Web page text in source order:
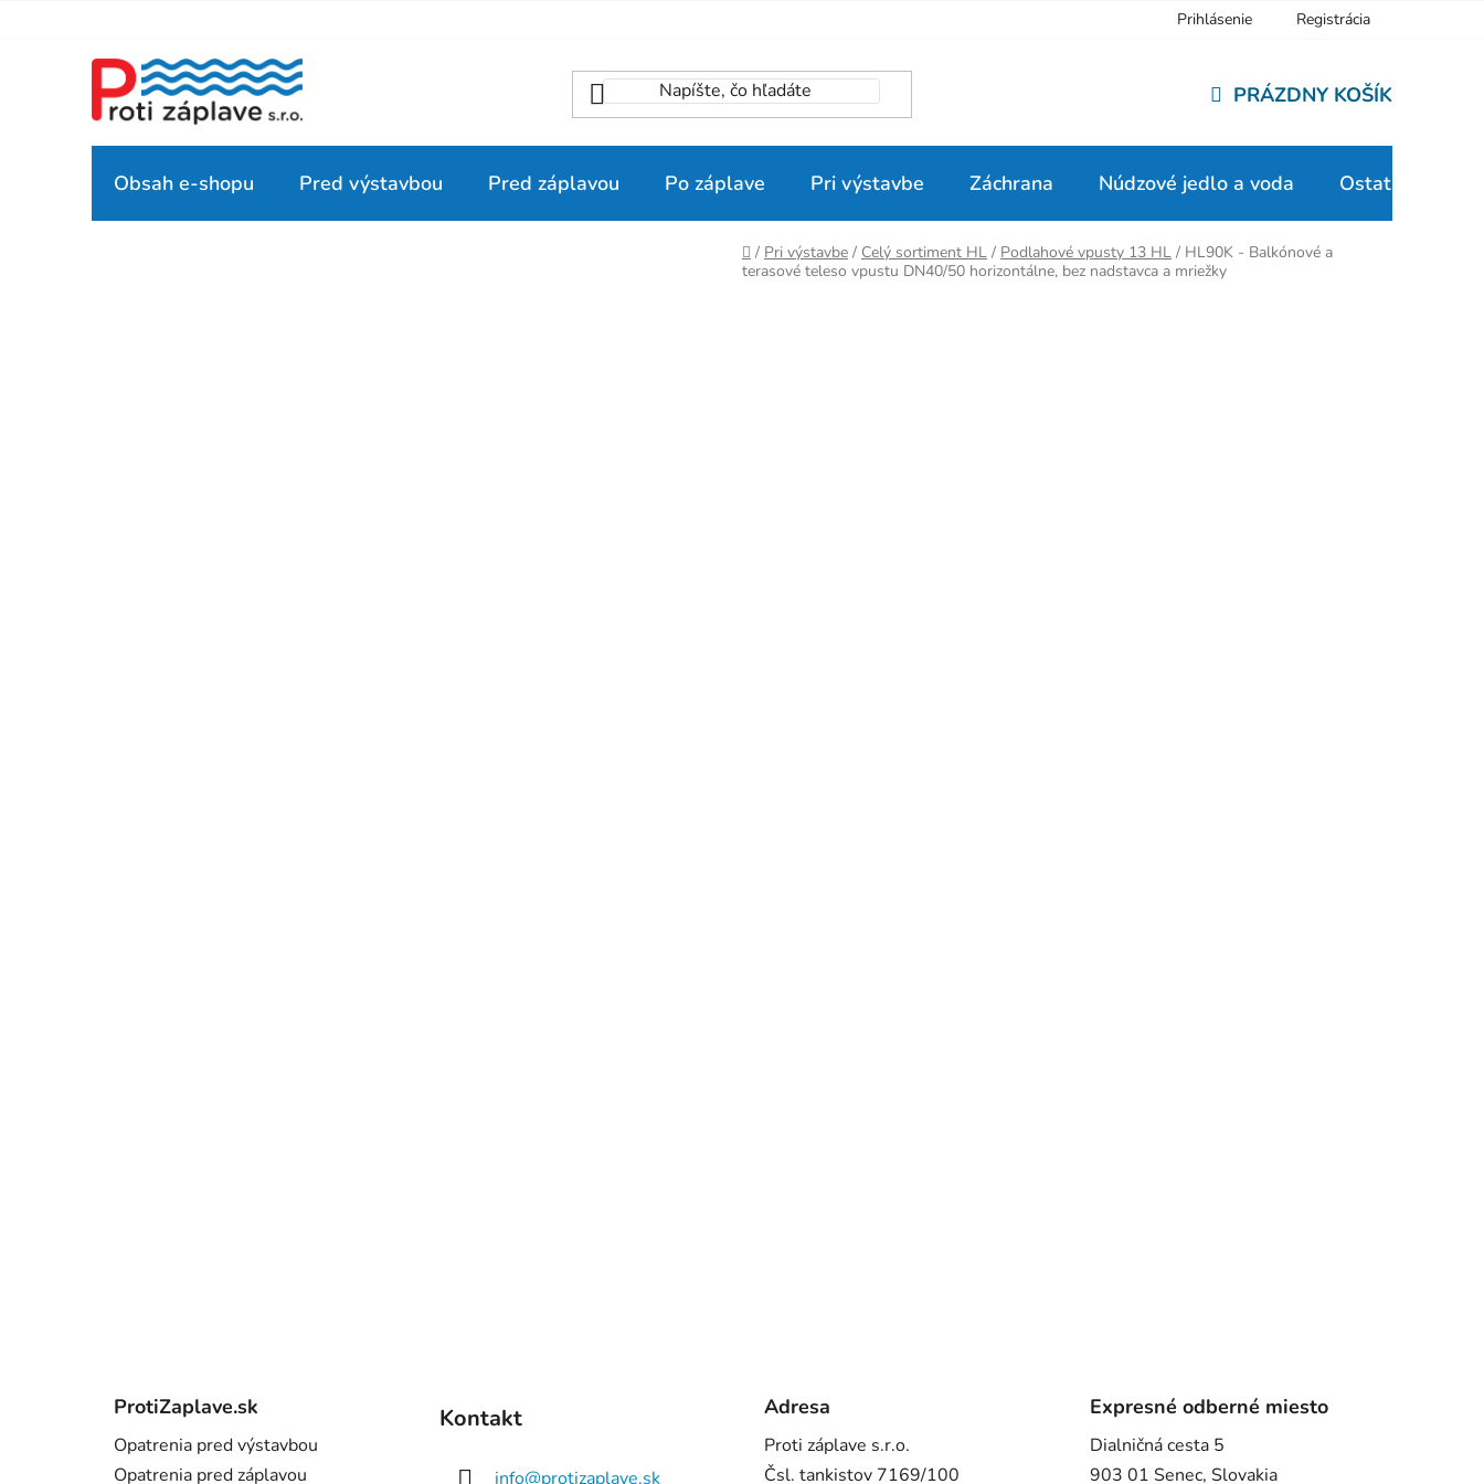
Prihlásenie Registrácia
KOŠÍK
PRÁZDNY KOŠÍK
Obsah e-shopu Pred výstavbou Pred záplavou Po záplave Pri výstavbe Záchrana Núdzové jedlo a voda Ostatné
Domov
/ Pri výstavbe / Celý sortiment HL / Podlahové vpusty 13 HL / HL90K - Balkónové a
terasové teleso vpustu DN40/50 horizontálne, bez nadstavca a mriežky
ProtiZaplave.sk
Opatrenia pred výstavbou
Opatrenia pred záplavou
Kontakt
info@protizaplave.sk
Adresa
Proti záplave s.r.o.
Čsl. tankistov 7169/100
Expresné odberné miesto
Dialničná cesta 5
903 01 Senec, Slovakia